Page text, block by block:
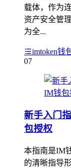
载体，作为
资产安全管
为全...
imtoken钱
07
新手入门
包授权
本指南是IM
的清晰指导